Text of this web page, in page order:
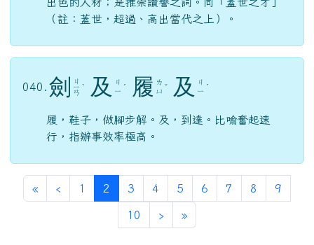
（註：蓋世，超過、高出當代之上）。
040. 劍 ㄐ
ㄧ
ㄢ
ˋ 及
ㄐ
ㄧ ˊ 履 ㄌ
ㄩ ˇ 及
ㄐ
ㄧ ˊ
履，鞋子，做腳步解。及，到達。比喻奮起速
行，指辦事效率極高。
«第一頁
‹ 上一頁
1 2 (目前頁次)
3 4 5 6 7 8 9
10 ›下一頁
»最後頁